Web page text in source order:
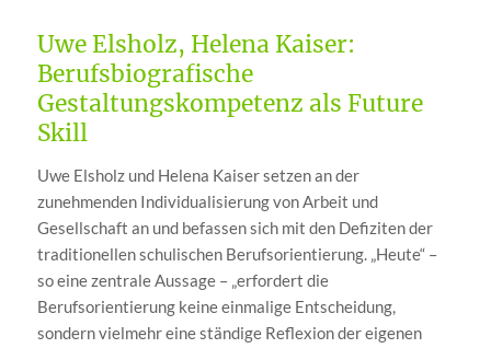
Uwe Elsholz, Helena Kaiser:
Berufsbiografische
Gestaltungskompetenz als Future
Skill
Uwe Elsholz und Helena Kaiser setzen an der
zunehmenden Individualisierung von Arbeit und
Gesellschaft an und befassen sich mit den Defiziten der
traditionellen schulischen Berufsorientierung. „Heute“ –
so eine zentrale Aussage – „erfordert die
Berufsorientierung keine einmalige Entscheidung,
sondern vielmehr eine ständige Reflexion der eigenen